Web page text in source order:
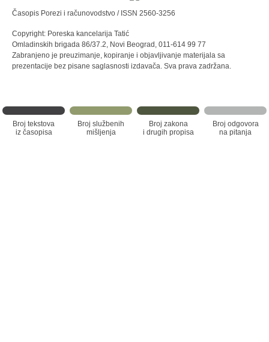
Časopis Porezi i računovodstvo / ISSN 2560-3256
Copyright: Poreska kancelarija Tatić
Omladinskih brigada 86/37.2, Novi Beograd, 011-614 99 77
Zabranjeno je preuzimanje, kopiranje i objavljivanje materijala sa
prezentacije bez pisane saglasnosti izdavača. Sva prava zadržana.
Broj tekstova
iz časopisa
Broj službenih
mišljenja
Broj zakona
i drugih propisa
Broj odgovora
na pitanja